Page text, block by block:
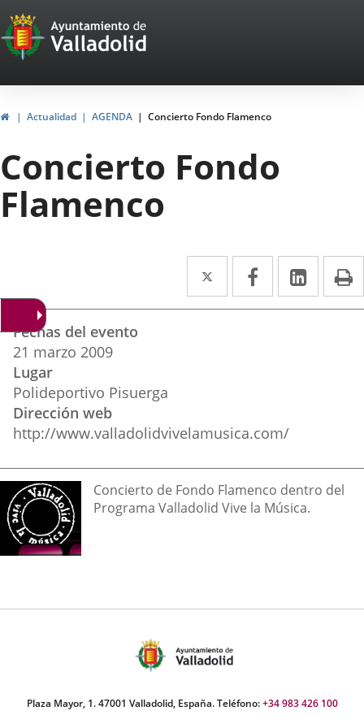
Portal
Web
del
Ayuntamiento
de
Valladolid
InicioActualidad AGENDA Concierto Fondo Flamenco
Concierto Fondo
Flamenco
Twitter
Enlace
a
Facebook
Enlace
a
Enlace
a
Datos
del
evento
Fechas del evento
21 marzo 2009
Lugar
Polideportivo Pisuerga
Dirección web
http://www.valladolidvivelamusica.com/
DescripciónConcierto de Fondo Flamenco dentro del
Programa Valladolid Vive la Música.
Plaza Mayor, 1. 47001 Valladolid, España. Teléfono:+34 983 426 100